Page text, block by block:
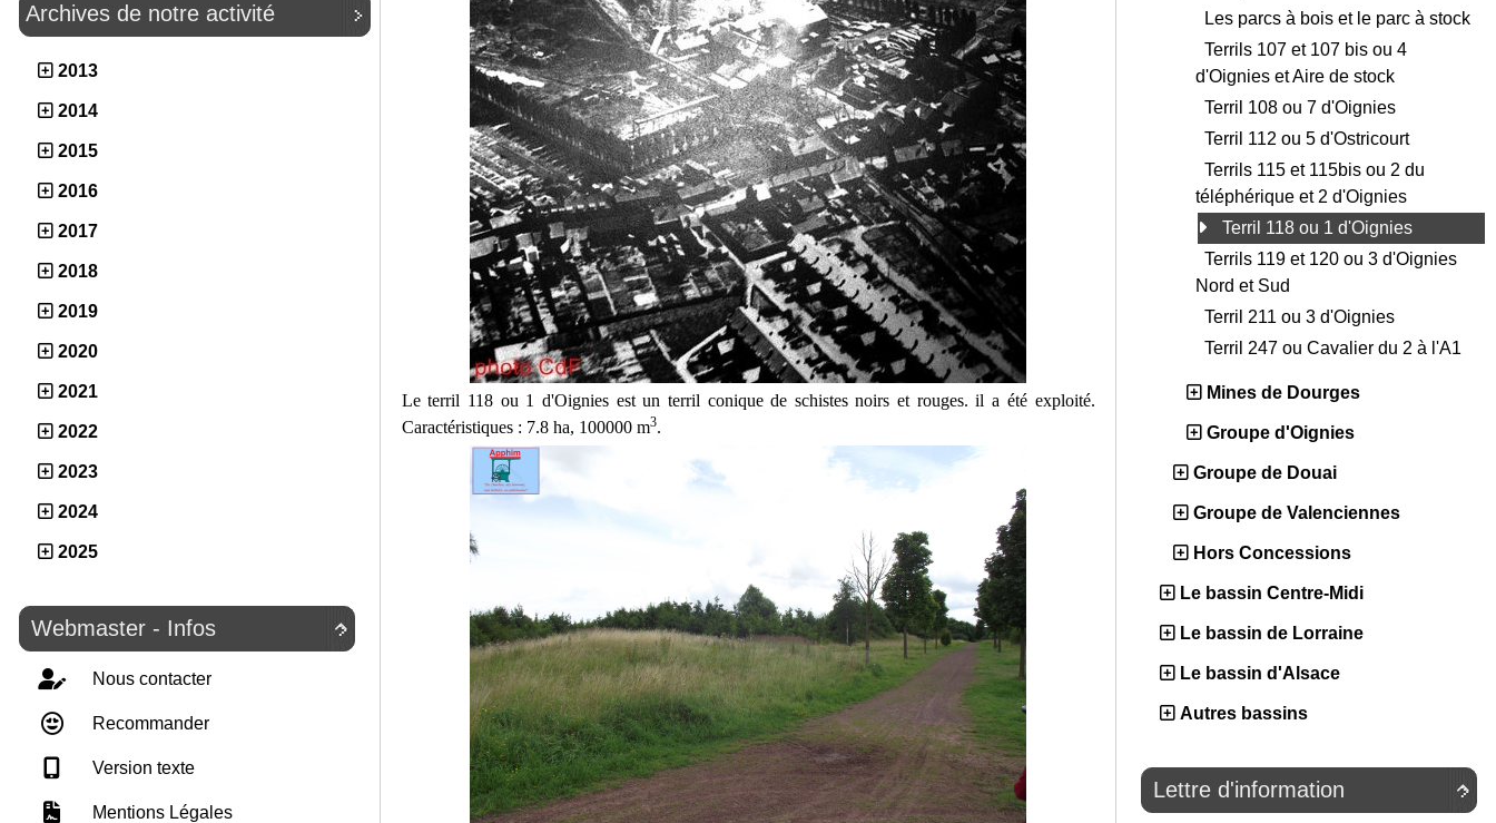
Archives de notre activité
2013
2014
2015
2016
2017
2018
2019
2020
2021
2022
2023
2024
2025

Webmaster - Infos
Nous contacter
Recommander
Version texte
Mentions Légales
Le terril 118 ou 1 d'Oignies est un terril conique de schistes noirs et rouges. il a été exploité.
Caractéristiques : 7.8 ha, 100000 m3.
Les parcs à bois et le parc à stock
Terrils 107 et 107 bis ou 4
d'Oignies et Aire de stock
Terril 108 ou 7 d'Oignies
Terril 112 ou 5 d'Ostricourt
Terrils 115 et 115bis ou 2 du
téléphérique et 2 d'Oignies
Terril 118 ou 1 d'Oignies
Terrils 119 et 120 ou 3 d'Oignies
Nord et Sud
Terril 211 ou 3 d'Oignies
Terril 247 ou Cavalier du 2 à l'A1
Mines de Dourges
Groupe d'Oignies
Groupe de Douai
Groupe de Valenciennes
Hors Concessions
Le bassin Centre-Midi
Le bassin de Lorraine
Le bassin d'Alsace
Autres bassins

Lettre d'information